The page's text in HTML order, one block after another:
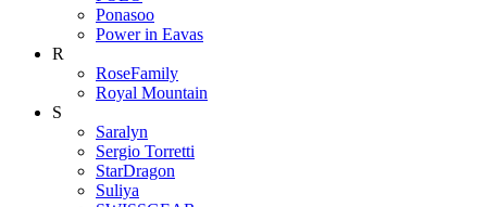
Ponasoo
Power in Eavas
R
RoseFamily
Royal Mountain
S
Saralyn
Sergio Torretti
StarDragon
Suliya